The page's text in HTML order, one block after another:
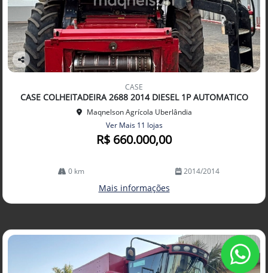
Co
arti
lhe
CASE
CASE COLHEITADEIRA 2688 2014 DIESEL 1P AUTOMATICO
Maqnelson Agrícola Uberlândia
Ver Mais 11 lojas
R$ 660.000,00
0 km 2014/2014
Mais informações